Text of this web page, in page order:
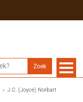
J.C. (Joyce) Norbart